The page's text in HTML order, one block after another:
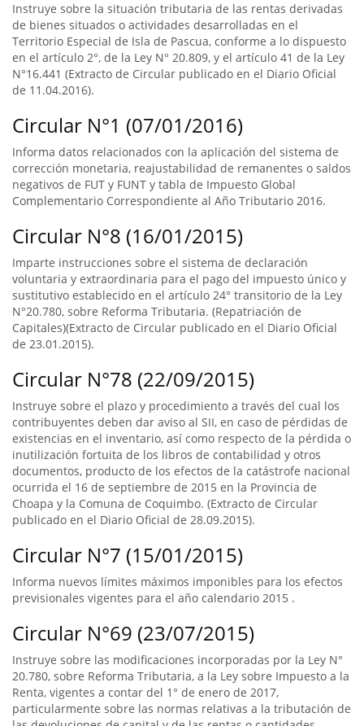
Instruye sobre la situación tributaria de las rentas derivadas
de bienes situados o actividades desarrolladas en el
Territorio Especial de Isla de Pascua, conforme a lo dispuesto
en el artículo 2°, de la Ley N° 20.809, y el artículo 41 de la Ley
N°16.441 (Extracto de Circular publicado en el Diario Oficial
de 11.04.2016).
Circular N°1 (07/01/2016)
Informa datos relacionados con la aplicación del sistema de
corrección monetaria, reajustabilidad de remanentes o saldos
negativos de FUT y FUNT y tabla de Impuesto Global
Complementario Correspondiente al Año Tributario 2016.
Circular N°8 (16/01/2015)
Imparte instrucciones sobre el sistema de declaración
voluntaria y extraordinaria para el pago del impuesto único y
sustitutivo establecido en el artículo 24° transitorio de la Ley
N°20.780, sobre Reforma Tributaria. (Repatriación de
Capitales)(Extracto de Circular publicado en el Diario Oficial
de 23.01.2015).
Circular N°78 (22/09/2015)
Instruye sobre el plazo y procedimiento a través del cual los
contribuyentes deben dar aviso al SII, en caso de pérdidas de
existencias en el inventario, así como respecto de la pérdida o
inutilización fortuita de los libros de contabilidad y otros
documentos, producto de los efectos de la catástrofe nacional
ocurrida el 16 de septiembre de 2015 en la Provincia de
Choapa y la Comuna de Coquimbo. (Extracto de Circular
publicado en el Diario Oficial de 28.09.2015).
Circular N°7 (15/01/2015)
Informa nuevos límites máximos imponibles para los efectos
previsionales vigentes para el año calendario 2015 .
Circular N°69 (23/07/2015)
Instruye sobre las modificaciones incorporadas por la Ley N°
20.780, sobre Reforma Tributaria, a la Ley sobre Impuesto a la
Renta, vigentes a contar del 1° de enero de 2017,
particularmente sobre las normas relativas a la tributación de